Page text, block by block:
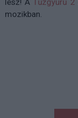
lesz! ATűzgyűrű 2
mozikban.